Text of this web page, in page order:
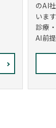
のAI
いま
診療
AI前